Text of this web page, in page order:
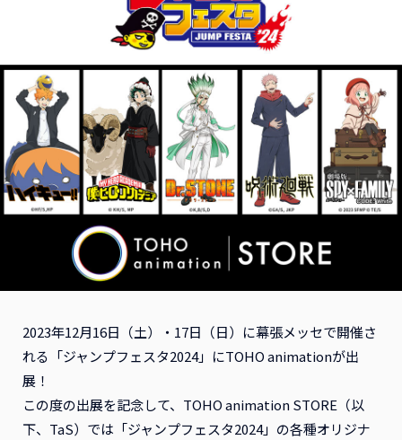
2023年12月16日（土）・17日（日）に幕張メッセで開催さ
れる「ジャンプフェスタ2024」にTOHO animationが出
展！
この度の出展を記念して、TOHO animation STORE（以
下、TaS）では「ジャンプフェスタ2024」の各種オリジナ